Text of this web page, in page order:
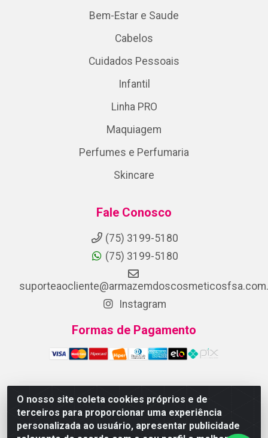
O nosso site coleta cookies próprios e de
terceiros para proporcionar uma experiência
personalizada ao usuário, apresentar publicidade
Bem-Estar e Saude
Cabelos
Cuidados Pessoais
Infantil
Linha PRO
Maquiagem
Perfumes e Perfumaria
Skincare
Fale Conosco
(75) 3199-5180
(75) 3199-5180
Instagram
Formas de Pagamento
ARMAZEM DOS COSMETICOS DISTRIBUIDORA LTDA -
Av.Transnordestina, 2222 - Parque Ipê, Feira de
Santana/BA - CEP 44.054-008 - CNPJ 07.246.802/0001-